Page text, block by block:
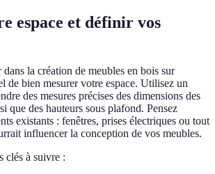
espace et définir vos
la création de meubles en bois sur
de bien mesurer votre espace. Utilisez un
des mesures précises des dimensions des
que des hauteurs sous plafond. Pensez
existants : fenêtres, prises électriques ou tout
influencer la conception de vos meubles.
clés à suivre :